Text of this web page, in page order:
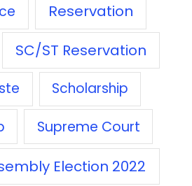
Reservation
SC/ST Reservation
Scholarship
Supreme Court
Election 2022